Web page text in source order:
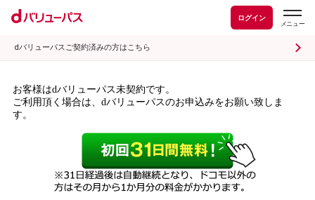
ログイン
dバリューパスご契約済みの方はこちら
お客様はdバリューパス未契約です。
ご利用頂く場合は、dバリューパスのお申込みをお願い致しま
す。